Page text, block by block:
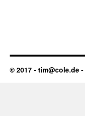
© 2017 - tim@cole.de -